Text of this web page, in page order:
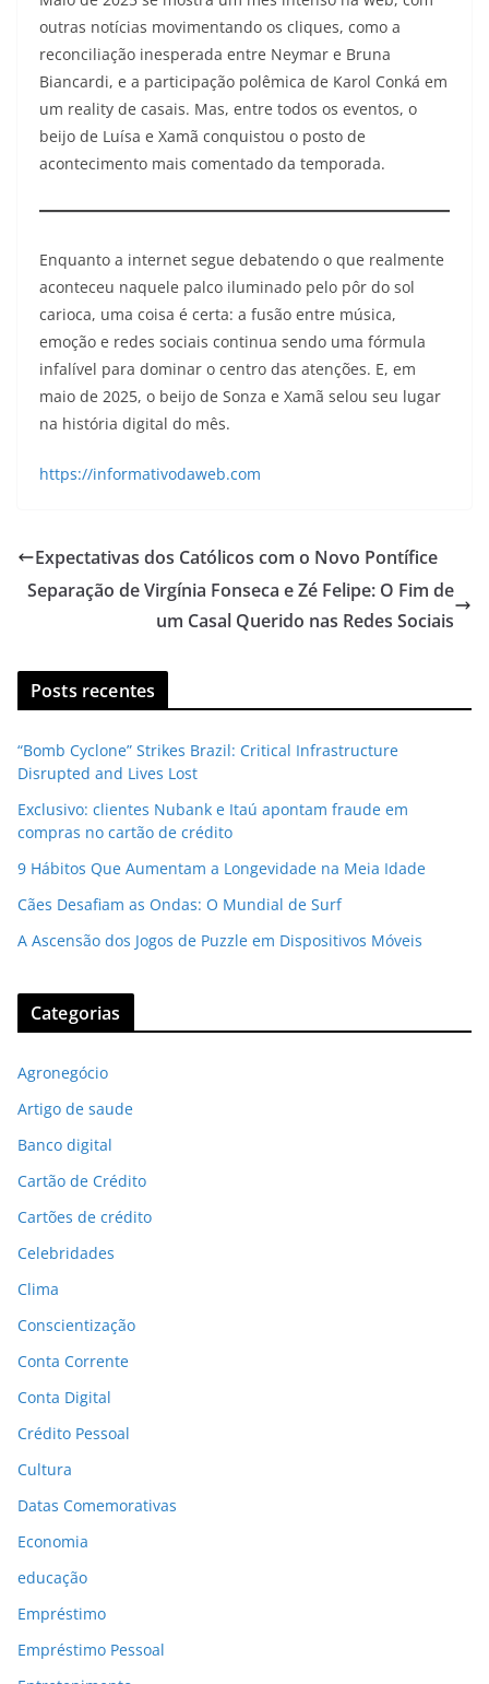
outras notícias movimentando os cliques, como a
reconciliação inesperada entre Neymar e Bruna
Biancardi, e a participação polêmica de Karol Conká em
um reality de casais. Mas, entre todos os eventos, o
beijo de Luísa e Xamã conquistou o posto de
acontecimento mais comentado da temporada.
Enquanto a internet segue debatendo o que realmente
aconteceu naquele palco iluminado pelo pôr do sol
carioca, uma coisa é certa: a fusão entre música,
emoção e redes sociais continua sendo uma fórmula
infalível para dominar o centro das atenções. E, em
maio de 2025, o beijo de Sonza e Xamã selou seu lugar
na história digital do mês.
https://informativodaweb.com
Expectativas dos Católicos com o Novo Pontífice
Separação de Virgínia Fonseca e Zé Felipe: O Fim de
um Casal Querido nas Redes Sociais
Posts recentes
“Bomb Cyclone” Strikes Brazil: Critical Infrastructure
Disrupted and Lives Lost
Exclusivo: clientes Nubank e Itaú apontam fraude em
compras no cartão de crédito
9 Hábitos Que Aumentam a Longevidade na Meia Idade
Cães Desafiam as Ondas: O Mundial de Surf
A Ascensão dos Jogos de Puzzle em Dispositivos Móveis
Categorias
Agronegócio
Artigo de saude
Banco digital
Cartão de Crédito
Cartões de crédito
Celebridades
Clima
Conscientização
Conta Corrente
Conta Digital
Crédito Pessoal
Cultura
Datas Comemorativas
Economia
educação
Empréstimo
Empréstimo Pessoal